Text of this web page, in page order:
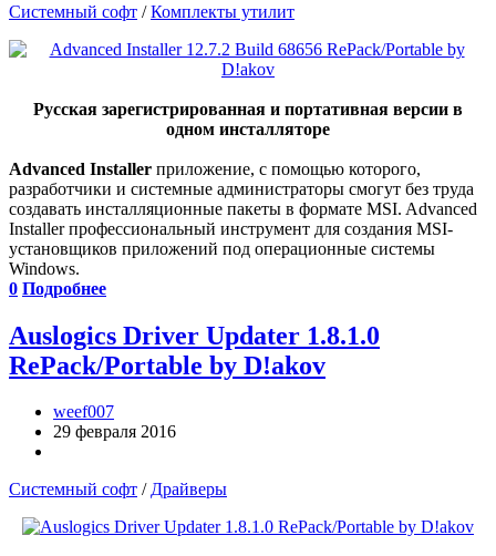
Системный софт /Комплекты утилит
Русская зарегистрированная и портативная версии в
одном инсталляторе
Advanced Installer приложение, с помощью которого,
разработчики и системные администраторы смогут без труда
создавать инсталляционные пакеты в формате MSI. Advanced
Installer профессиональный инструмент для создания MSI-
установщиков приложений под операционные системы
Windows.
0 Подробнее
Auslogics Driver Updater 1.8.1.0
RePack/Portable by D!akov
weef007
29 февраля 2016
Системный софт /Драйверы